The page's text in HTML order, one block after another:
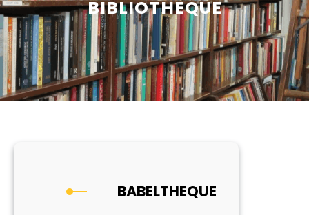
BIBLIOTHEQUE
BABELTHEQUE